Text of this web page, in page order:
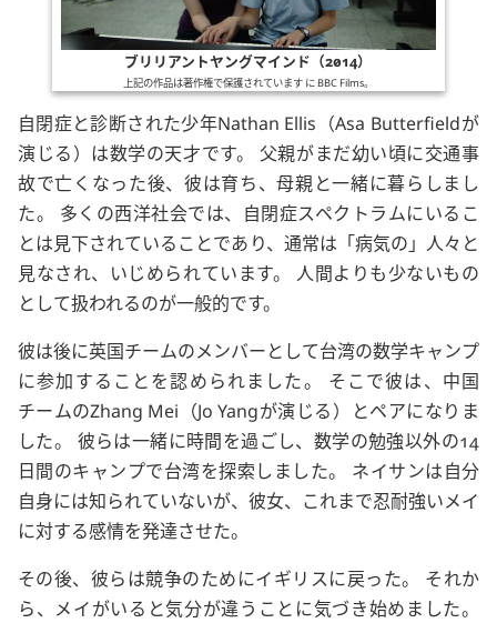
ブリリアントヤングマインド（2014）
上記の作品は著作権で保護されています に BBC Films。
自閉症と診断された少年Nathan Ellis （Asa Butterfieldが
演じる）は数学の天才です。 父親がまだ幼い頃に交通事
故で亡くなった後、彼は育ち、母親と一緒に暮らしまし
た。 多くの西洋社会では、自閉症スペクトラムにいるこ
とは見下されていることであり、通常は「病気の」人々と
見なされ、いじめられています。 人間よりも少ないもの
として扱われるのが一般的です。
彼は後に英国チームのメンバーとして台湾の数学キャンプ
に参加することを認められました。 そこで彼は、中国
チームのZhang Mei （Jo Yangが演じる）とペアになりま
した。 彼らは一緒に時間を過ごし、数学の勉強以外の14
日間のキャンプで台湾を探索しました。 ネイサンは自分
自身には知られていないが、彼女、これまで忍耐強いメイ
に対する感情を発達させた。
その後、彼らは競争のためにイギリスに戻った。 それか
ら、メイがいると気分が違うことに気づき始めました。